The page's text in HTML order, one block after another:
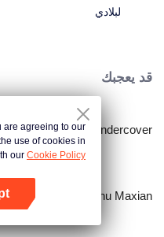
لبلادي
قد يعجبك
I'm undercover
Folk tales of Chu Maxian
are agreeing to our
use of cookies in
our Cookie Policy.